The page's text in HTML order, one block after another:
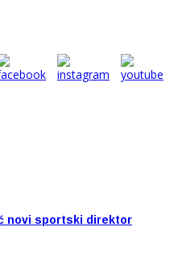
novi sportski direktor